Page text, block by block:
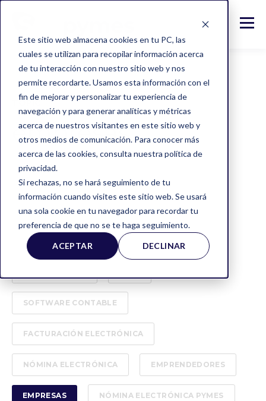
Este sitio web almacena cookies en tu PC, las
cuales se utilizan para recopilar información acerca
de tu interacción con nuestro sitio web y nos
permite recordarte. Usamos esta información con el
fin de mejorar y personalizar tu experiencia de
navegación y para generar analíticas y métricas
acerca de nuestros visitantes en este sitio web y
otros medios de comunicación. Para conocer más
acerca de las cookies, consulta nuestra política de
privacidad.
Si rechazas, no se hará seguimiento de tu
información cuando visites este sitio web. Se usará
una sola cookie en tu navegador para recordar tu
preferencia de que no se te haga seguimiento.
ACEPTAR DECLINAR
TOPIC
empresas
ALL PYMES TIPS
SOFTWARE CONTABLE
FACTURACIÓN ELECTRÓNICA
NÓMINA ELECTRÓNICA EMPRENDEDORES
EMPRESAS NÓMINA ELECTRÓNICA PYMES